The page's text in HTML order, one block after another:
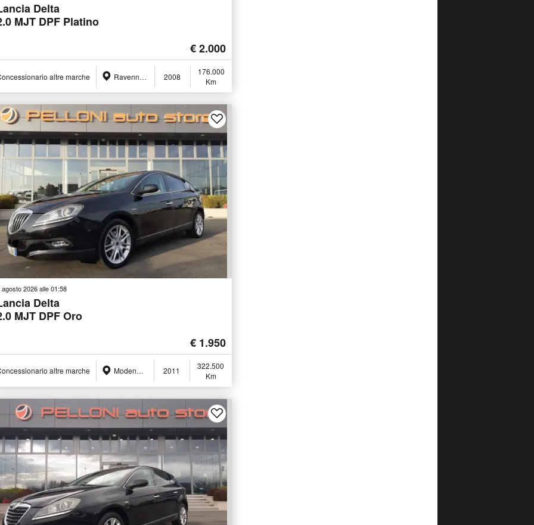
Delta
MJT DPF Platino
€ 2.000
altre marche Ravenna (RA) 2008
176.000
Km
agosto 2026 alle 01:58
Delta
MJT DPF Oro
€ 1.950
altre marche Modena (MO) 2011
322.500
Km